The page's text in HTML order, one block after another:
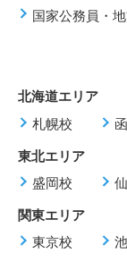
国家公務員・
北海道エリア
札幌校
東北エリア
盛岡校
関東エリア
東京校